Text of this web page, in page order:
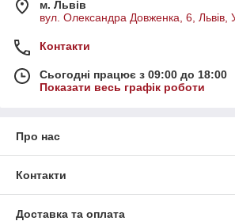
м. Львів
вул. Олександра Довженка, 6, Львів,
Контакти
Сьогодні працює з 09:00 до 18:00
Показати весь графік роботи
Про нас
Контакти
Доставка та оплата